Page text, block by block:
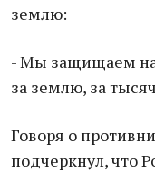
землю:
- Мы защищаем
за землю, за
Говоря о
подчеркнул, что